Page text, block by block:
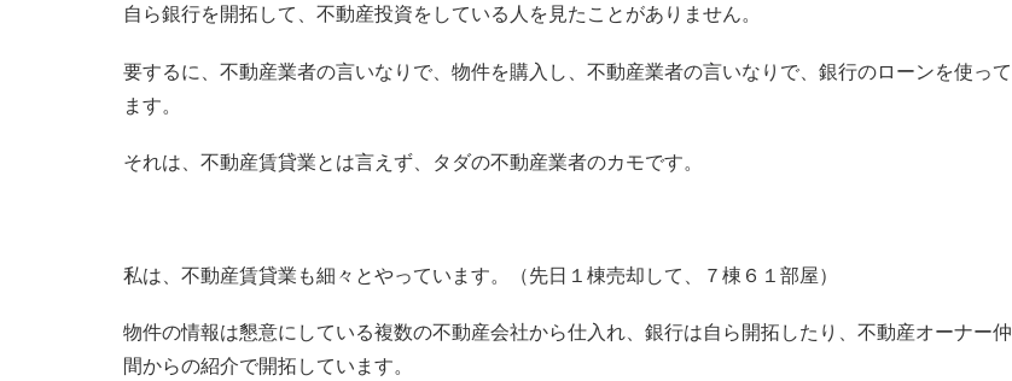
自ら銀行を開拓して、不動産投資をしている人を見たことがありません。
要するに、不動産業者の言いなりで、物件を購入し、不動産業者の言いなりで、銀行のローンを使って
ます。
それは、不動産賃貸業とは言えず、タダの不動産業者のカモです。
私は、不動産賃貸業も細々とやっています。（先日１棟売却して、７棟６１部屋）
物件の情報は懇意にしている複数の不動産会社から仕入れ、銀行は自ら開拓したり、不動産オーナー仲
間からの紹介で開拓しています。